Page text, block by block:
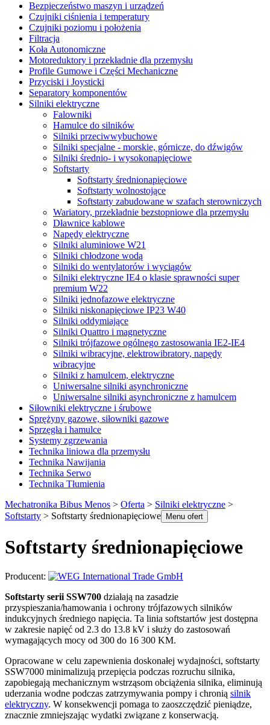
Bezpieczeństwo maszyn i urządzeń
Czujniki ciśnienia i temperatury
Czujniki poziomu i położenia
Filtracja
Koła Autonomiczne
Motoreduktory i przekładnie dla przemysłu
Profile Gumowe i Części Mechaniczne
Przyciski i Joysticki
Separatory komponentów
Silniki elektryczne
Falowniki
Hamulce do silników
Silniki przeciwwybuchowe
Silniki specjalne - morskie, górnicze, do dźwigów
Silniki średnio- i wysokonapięciowe
Softstarty
Softstarty średnionapięciowe
Softstarty wolnostojące
Softstarty zabudowane w szafach sterowniczych
Wariatory, przekładnie bezstopniowe dla przemysłu
Dławnice kablowe
Napędy elektryczne
Silniki aluminiowe W21
Silniki chłodzone wodą
Silniki do wentylatorów i wyciągów
Silniki elektryczne IE4 o klasie sprawności super
premium W22
Silniki jednofazowe elektryczne
Silniki niskonapięciowe IP23 W40
Silniki oddymiające
Silniki Quattro i magnetyczne
Silniki trójfazowe ogólnego zastosowania IE2-IE4
Silniki wibracyjne, elektrowibratory, napędy
wibracyjne
Silniki z hamulcem, elektryczne
Uniwersalne silniki asynchroniczne
Uniwersalne silniki asynchroniczne z hamulcem
Siłowniki elektryczne i śrubowe
Sprężyny gazowe, siłowniki gazowe
Sprzęgła i hamulce
Systemy zgrzewania
Technika liniowa dla przemysłu
Technika Nawijania
Technika Serwo
Technika Tłumienia
Mechatronika Bibus Menos > Oferta > Silniki elektryczne >
Softstarty > Softstarty średnionapięciowe Menu ofert
Softstarty średnionapięciowe
Producent:
Softstarty serii SSW700 działają na zasadzie
przyspieszania/hamowania i ochrony trójfazowych silników
indukcyjnych średniego napięcia. Ta linia softstartów jest dostępna
w zakresie napięć od 2.3 do 13.8 kV i służy do zastosowań
wymagających mocy od 300 do 16 300 KM.
Opracowane w celu zapewnienia doskonałej wydajności, softstarty
SSW7000 minimalizują przepięcia podczas rozruchu silnika,
zapobiegają mechanicznym wstrząsom obciążenia silnika, eliminują
uderzania wodne podczas zatrzymywania pompy i chronią silnik
elektryczny. W konsekwencji pomaga to zaoszczędzić pieniądze,
znacznie zmniejszając wydatki związane z konserwacją.